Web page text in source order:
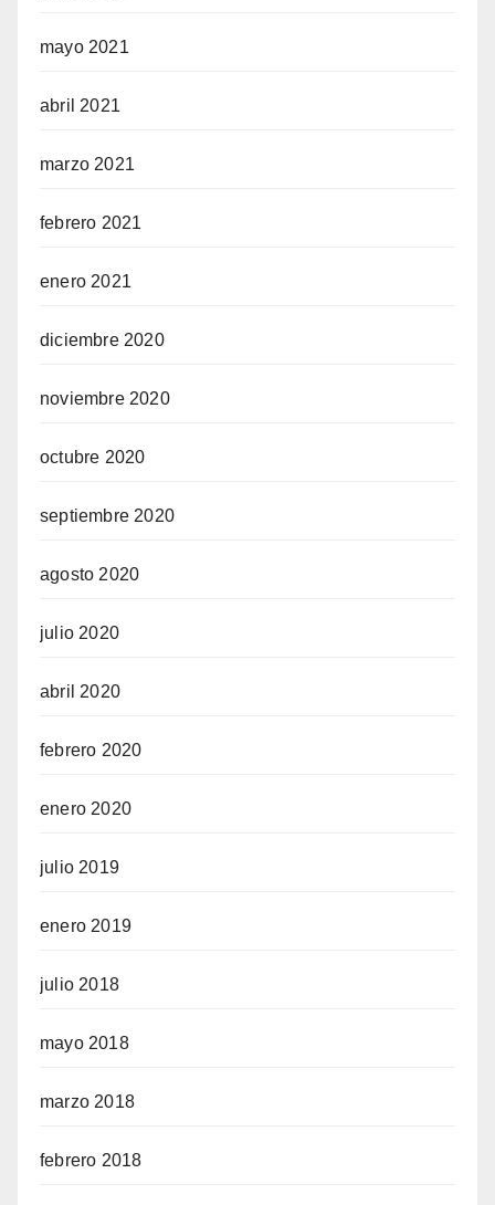
mayo 2021
abril 2021
marzo 2021
febrero 2021
enero 2021
diciembre 2020
noviembre 2020
octubre 2020
septiembre 2020
agosto 2020
julio 2020
abril 2020
febrero 2020
enero 2020
julio 2019
enero 2019
julio 2018
mayo 2018
marzo 2018
febrero 2018